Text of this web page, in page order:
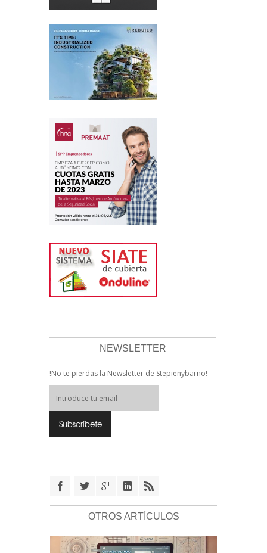
NEWSLETTER
!No te pierdas la Newsletter de Stepienybarno!
OTROS ARTÍCULOS